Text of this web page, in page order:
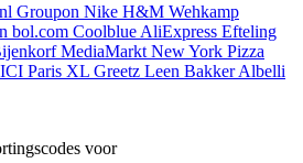
Groupon Nike H&M Wehkamp
bol.com Coolblue AliExpress Efteling
MediaMarkt New York Pizza
ICI Paris XL Greetz Leen BakkerAlbelli
voor